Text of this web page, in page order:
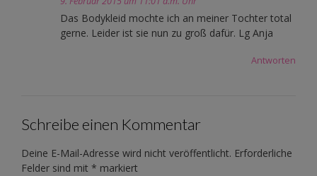
Das Bodykleid mochte ich an meiner Tochter total
gerne. Leider ist sie nun zu groß dafür. Lg Anja
Antworten
Schreibe einen Kommentar
Deine E-Mail-Adresse wird nicht veröffentlicht. Erforderliche
Felder sind mit * markiert